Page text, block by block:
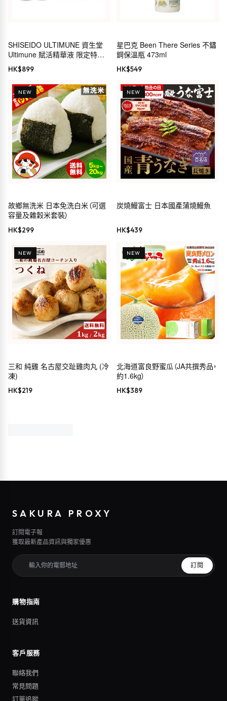
SHISEIDO ULTIMUNE 資生堂
Ultimune 賦活精華液 限定特別
套裝
HK$899
星巴克 Been There Series 不鏽
鋼保溫瓶 473ml
HK$549
NEW
故鄉無洗米 日本免洗白米（可選
容量及雜穀米套裝）
HK$299
NEW
炭燒鰻富士 日本國產蒲燒鰻魚
HK$439
NEW
三和 純雞 名古屋交趾雞肉丸 (冷
凍)
HK$219
NEW
北海道富良野蜜瓜（JA共撰秀品，
約1.6kg）
HK$389
SAKURA PROXY
訂閱電子報
獲取最新產品資訊與獨家優惠
訂閱
購物指南
送貨資訊
客戶服務
聯絡我們
常見問題
訂單追蹤